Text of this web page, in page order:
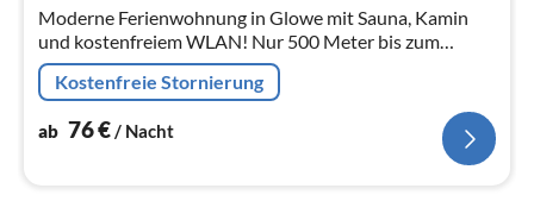
Moderne Ferienwohnung in Glowe mit Sauna, Kamin
und kostenfreiem WLAN! Nur 500 Meter bis zum
Ostseestrand
Kostenfreie Stornierung
ab 76€/ Nacht